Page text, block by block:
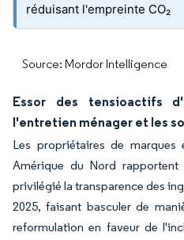
réduisant l'empreinte CO₂
Source: Mordor Intelligence
Essor des tensioactifs
l'entretien ménager et les
Les propriétaires de
Amérique du Nord
privilégié la transparence des
2025, faisant basculer de
reformulation en faveur de